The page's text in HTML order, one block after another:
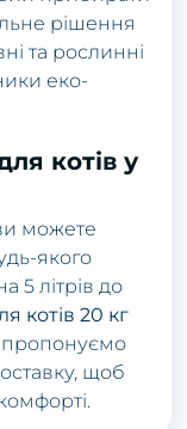
рішення
та рослинні
еко-
котів у
можете
якого
5 літрів до
котів 20 кг
пропонуємо
щоб